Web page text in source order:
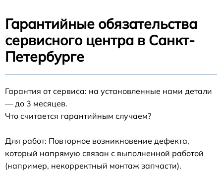
Гарантийные обязательства
сервисного центра в Санкт-
Петербурге
Гарантия от сервиса: на установленные нами детали
— до 3 месяцев.
Что считается гарантийным случаем?
Для работ: Повторное возникновение дефекта,
который напрямую связан с выполненной работой
(например, некорректный монтаж запчасти).